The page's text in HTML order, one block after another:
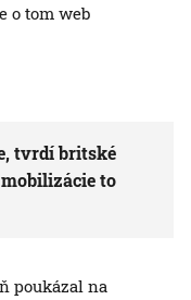
o tom web
tvrdí britské
to
poukázal na